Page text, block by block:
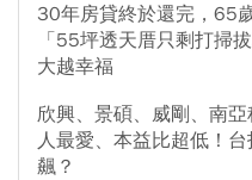
30年房貸終於還完，65
「55坪透天厝只剩打掃
大越幸福
欣興、景碩、威剛、南
人最愛、本益比超低！
飆？